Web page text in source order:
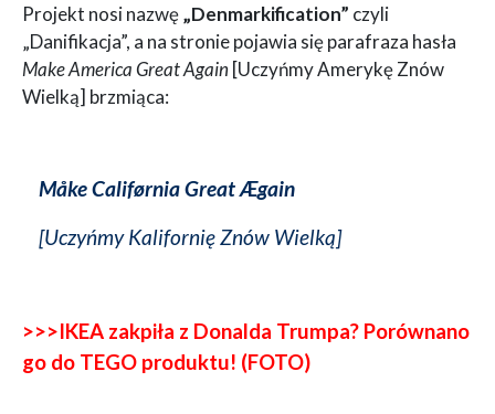
Projekt nosi nazwę„Denmarkification” czyli
„Danifikacja”, a na stronie pojawia się parafraza hasła
Make America Great Again[Uczyńmy Amerykę Znów
Wielką] brzmiąca:
Måke Califørnia Great Ægain
[Uczyńmy Kalifornię Znów Wielką]
>>>IKEA zakpiła z Donalda Trumpa? Porównano
go do TEGO produktu! (FOTO)